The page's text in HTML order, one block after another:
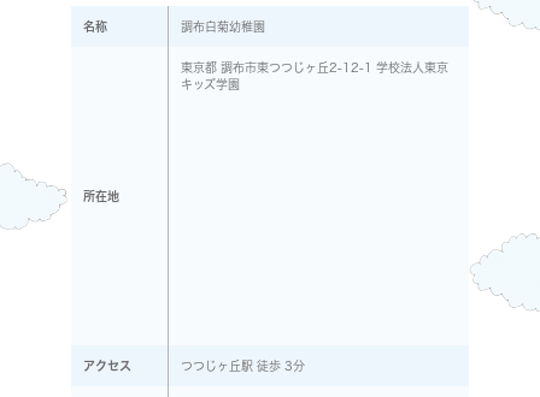
名称 調布白菊幼稚園
所在地
東京都 調布市東つつじヶ丘2-12-1 学校法人東京
キッズ学園
アクセス つつじヶ丘駅 徒歩 3分